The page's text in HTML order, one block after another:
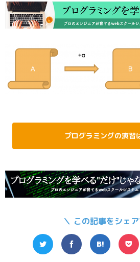
プログラミングの演習
＼ この記事をシェ